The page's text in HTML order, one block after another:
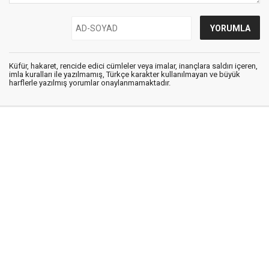
Küfür, hakaret, rencide edici cümleler veya imalar, inançlara saldırı içeren,
imla kuralları ile yazılmamış, Türkçe karakter kullanılmayan ve büyük
harflerle yazılmış yorumlar onaylanmamaktadır.